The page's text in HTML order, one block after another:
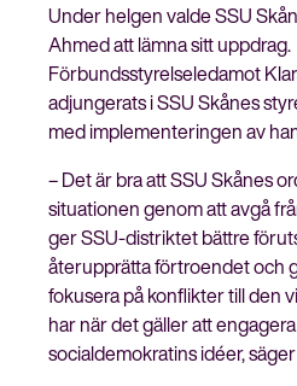
Under helgen valde SSU
Ahmed att lämna sitt uppdrag.
Förbundsstyrelseledamot
adjungerats i SSU Skånes
med implementeringen av
– Det är bra att SSU Skånes
situationen genom att avgå
ger SSU-distriktet bättre
återupprätta förtroendet och
fokusera på konflikter till den
har när det gäller att
socialdemokratins idéer,